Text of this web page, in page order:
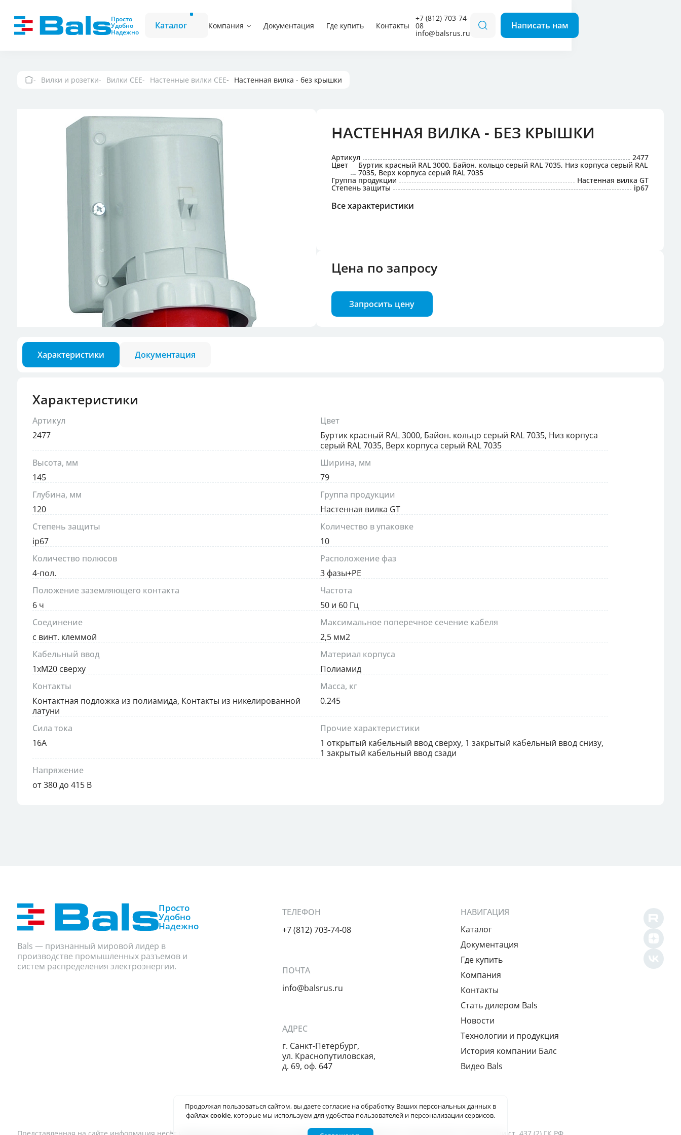
Просто
Удобно
Надежно
Каталог Компания Документация Где купить Контакты
+7 (812) 703-74-
08
info@balsrus.ru
Вилки и розетки Вилки CEE
Настенные розетки с защитой,
выключателем и блокировкой
Вилки и розетки для концертной техники
Вилки и розетки постоянного тока
Разъемы для контроля фаз
Аксессуары для вилок и розеток
Вилки CEE угловые
Встраиваемые вилки для кемпингов
Вилки и розетки Вилки CEE Настенные вилки CEE Настенная вилка - без крышки
НАСТЕННАЯ ВИЛКА - БЕЗ КРЫШКИ
Артикул 2477
Цвет Буртик красный RAL 3000, Байон. кольцо серый RAL 7035, Низ корпуса серый RAL
7035, Верх корпуса серый RAL 7035
Группа продукции Настенная вилка GT
Степень защиты ip67
Все характеристики
Цена по запросу
Запросить цену
Характеристики Документация
Характеристики
Артикул
2477
Цвет
Буртик красный RAL 3000, Байон. кольцо серый RAL 7035, Низ корпуса
серый RAL 7035, Верх корпуса серый RAL 7035
Высота, мм
145
Ширина, мм
79
Глубина, мм
120
Группа продукции
Настенная вилка GT
Степень защиты
ip67
Количество в упаковке
10
Количество полюсов
4-пол.
Расположение фаз
3 фазы+PE
Положение заземляющего контакта
6 ч
Частота
50 и 60 Гц
Соединение
с винт. клеммой
Максимальное поперечное сечение кабеля
2,5 мм2
Кабельный ввод
1xM20 сверху
Материал корпуса
Полиамид
Контакты
Контактная подложка из полиамида, Контакты из никелированной
латуни
Масса, кг
0.245
Сила тока
16А
Прочие характеристики
1 открытый кабельный ввод сверху, 1 закрытый кабельный ввод снизу,
1 закрытый кабельный ввод сзади
Напряжение
от 380 до 415 В
Просто
Удобно
Надежно
Bals — признанный мировой лидер в
производстве промышленных разъемов и
систем распределения электроэнергии.
ТЕЛЕФОН
+7 (812) 703-74-08
ПОЧТА
info@balsrus.ru
АДРЕС
г. Санкт-Петербург,
ул. Краснопутиловская,
д. 69, оф. 647
НАВИГАЦИЯ
Каталог
Документация
Где купить
Компания
Контакты
Cтать дилером Bals
Новости
Технологии и продукция
История компании Балс
Видео Bals
Продолжая пользоваться сайтом, вы даетесогласие на обработку Ваших персональных данных в
файлахcookie, которые мы используем для удобства пользователей и персонализации сервисов.